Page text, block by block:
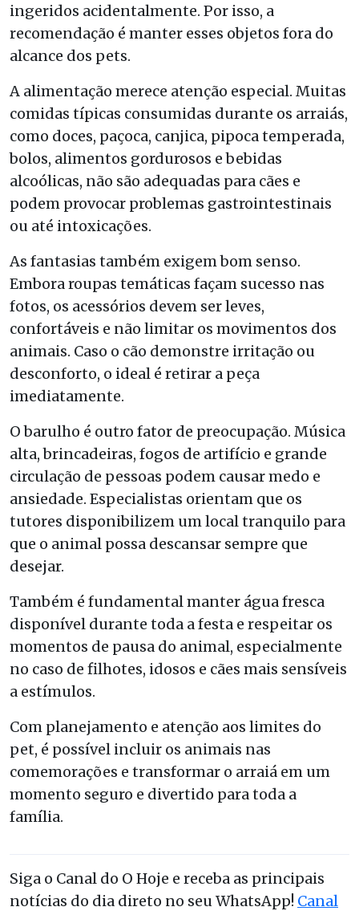
ingeridos acidentalmente. Por isso, a
recomendação é manter esses objetos fora do
alcance dos pets.
A alimentação merece atenção especial. Muitas
comidas típicas consumidas durante os arraiás,
como doces, paçoca, canjica, pipoca temperada,
bolos, alimentos gordurosos e bebidas
alcoólicas, não são adequadas para cães e
podem provocar problemas gastrointestinais
ou até intoxicações.
As fantasias também exigem bom senso.
Embora roupas temáticas façam sucesso nas
fotos, os acessórios devem ser leves,
confortáveis e não limitar os movimentos dos
animais. Caso o cão demonstre irritação ou
desconforto, o ideal é retirar a peça
imediatamente.
O barulho é outro fator de preocupação. Música
alta, brincadeiras, fogos de artifício e grande
circulação de pessoas podem causar medo e
ansiedade. Especialistas orientam que os
tutores disponibilizem um local tranquilo para
que o animal possa descansar sempre que
desejar.
Também é fundamental manter água fresca
disponível durante toda a festa e respeitar os
momentos de pausa do animal, especialmente
no caso de filhotes, idosos e cães mais sensíveis
a estímulos.
Com planejamento e atenção aos limites do
pet, é possível incluir os animais nas
comemorações e transformar o arraiá em um
momento seguro e divertido para toda a
família.
Siga o Canal do O Hoje e receba as principais
notícias do dia direto no seu WhatsApp! Canal